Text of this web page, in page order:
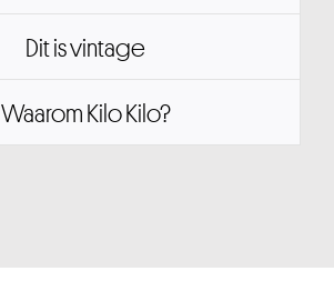
Dit is vintage
Waarom Kilo Kilo?